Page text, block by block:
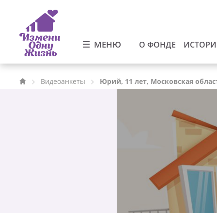
МЕНЮ О ФОНДЕ
Видеоанкеты Юрий, 11 лет, Московская